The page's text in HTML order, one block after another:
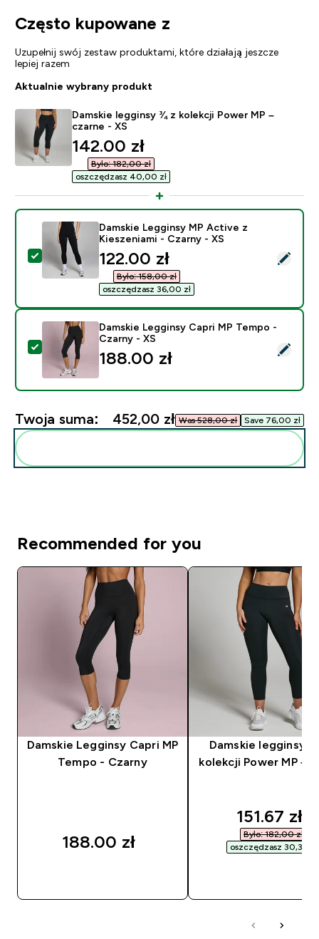
Często kupowane z
Uzupełnij swój zestaw produktami, które działają jeszcze
lepiej razem
Aktualnie wybrany produkt
Damskie legginsy ¾ z kolekcji Power MP –
czarne - XS
discounted price
142.00 zł‎
Było: 182,00 zł‎
oszczędzasz 40,00 zł‎
Wybierz ten produkt - Damskie Legginsy MP Active z
Damskie Legginsy MP Active z
Kieszeniami - Czarny - XS
discounted price
122.00 zł‎
Było: 158,00 zł‎
oszczędzasz 36,00 zł‎
Wybierz ten produkt - Damskie Legginsy Capri MP
Damskie Legginsy Capri MP Tempo -
Czarny - XS
188.00 zł‎
Twoja suma: 452,00 zł‎ Was 528,00 zł‎ Save 76,00 zł‎
Recommended for you
Damskie Legginsy Capri MP
Tempo - Czarny
188.00 zł‎
Damskie legginsy
kolekcji Power MP –
151.67 zł‎
Było: 182,00 zł‎
oszczędzasz 30,33 zł‎